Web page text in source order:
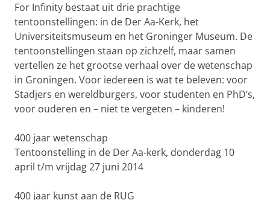
For Infinity bestaat uit drie prachtige
tentoonstellingen: in de Der Aa-Kerk, het
Universiteitsmuseum en het Groninger Museum. De
tentoonstellingen staan op zichzelf, maar samen
vertellen ze het grootse verhaal over de wetenschap
in Groningen. Voor iedereen is wat te beleven: voor
Stadjers en wereldburgers, voor studenten en PhD’s,
voor ouderen en – niet te vergeten – kinderen!
400 jaar wetenschap
Tentoonstelling in de Der Aa-kerk, donderdag 10
april t/m vrijdag 27 juni 2014
400 jaar kunst aan de RUG